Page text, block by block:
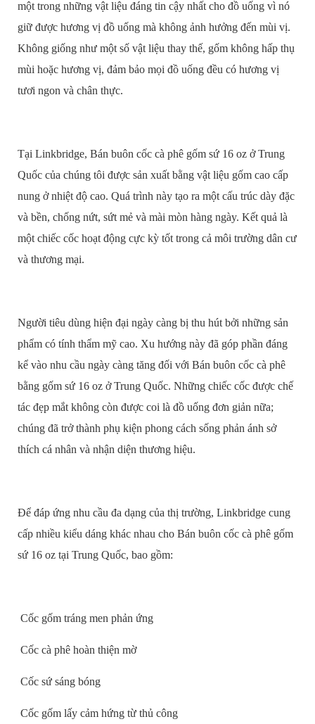
một trong những vật liệu đáng tin cậy nhất cho đồ uống vì nó
giữ được hương vị đồ uống mà không ảnh hưởng đến mùi vị.
Không giống như một số vật liệu thay thế, gốm không hấp thụ
mùi hoặc hương vị, đảm bảo mọi đồ uống đều có hương vị
tươi ngon và chân thực.
Tại Linkbridge, Bán buôn cốc cà phê gốm sứ 16 oz ở Trung
Quốc của chúng tôi được sản xuất bằng vật liệu gốm cao cấp
nung ở nhiệt độ cao. Quá trình này tạo ra một cấu trúc dày đặc
và bền, chống nứt, sứt mẻ và mài mòn hàng ngày. Kết quả là
một chiếc cốc hoạt động cực kỳ tốt trong cả môi trường dân cư
và thương mại.
Người tiêu dùng hiện đại ngày càng bị thu hút bởi những sản
phẩm có tính thẩm mỹ cao. Xu hướng này đã góp phần đáng
kể vào nhu cầu ngày càng tăng đối với Bán buôn cốc cà phê
bằng gốm sứ 16 oz ở Trung Quốc. Những chiếc cốc được chế
tác đẹp mắt không còn được coi là đồ uống đơn giản nữa;
chúng đã trở thành phụ kiện phong cách sống phản ánh sở
thích cá nhân và nhận diện thương hiệu.
Để đáp ứng nhu cầu đa dạng của thị trường, Linkbridge cung
cấp nhiều kiểu dáng khác nhau cho Bán buôn cốc cà phê gốm
sứ 16 oz tại Trung Quốc, bao gồm:
Cốc gốm tráng men phản ứng
Cốc cà phê hoàn thiện mờ
Cốc sứ sáng bóng
Cốc gốm lấy cảm hứng từ thủ công